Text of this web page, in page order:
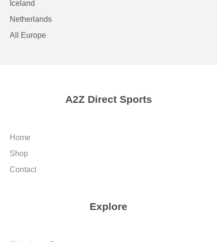
Iceland
Netherlands
All Europe
A2Z Direct Sports
Home
Shop
Contact
Explore